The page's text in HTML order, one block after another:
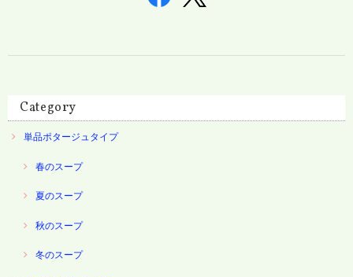
Category
単品ポタージュタイプ
春のスープ
夏のスープ
秋のスープ
冬のスープ